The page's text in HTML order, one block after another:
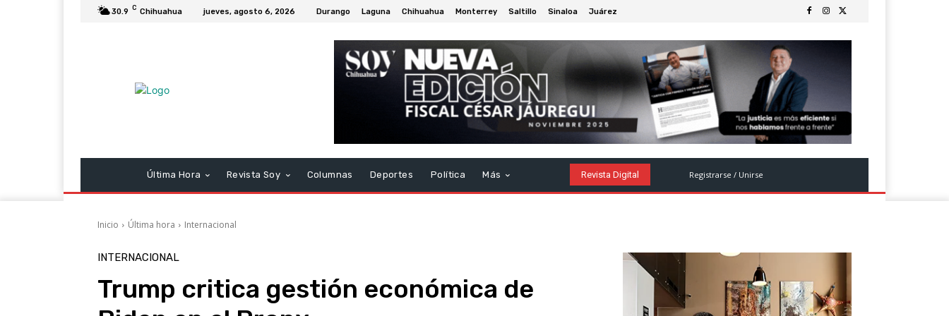
30.9 C Chihuahua jueves, agosto 6, 2026 Durango Laguna Chihuahua Monterrey Saltillo Sinaloa Juárez
Última Hora Revista Soy Columnas Deportes Política Más Revista Digital Registrarse / Unirse
Inicio Última hora Internacional
INTERNACIONAL
Trump critica gestión económica de